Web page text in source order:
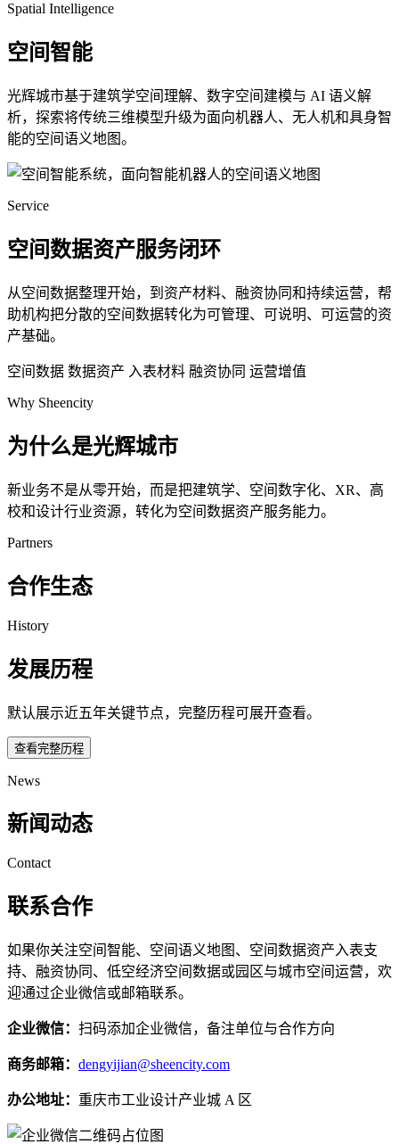
Spatial Intelligence
空间智能
光辉城市基于建筑学空间理解、数字空间建模与 AI 语义解
析，探索将传统三维模型升级为面向机器人、无人机和具身智
能的空间语义地图。
Service
空间数据资产服务闭环
从空间数据整理开始，到资产材料、融资协同和持续运营，帮
助机构把分散的空间数据转化为可管理、可说明、可运营的资
产基础。
空间数据 数据资产 入表材料 融资协同 运营增值
Why Sheencity
为什么是光辉城市
新业务不是从零开始，而是把建筑学、空间数字化、XR、高
校和设计行业资源，转化为空间数据资产服务能力。
Partners
合作生态
History
发展历程
默认展示近五年关键节点，完整历程可展开查看。
查看完整历程
News
新闻动态
Contact
联系合作
如果你关注空间智能、空间语义地图、空间数据资产入表支
持、融资协同、低空经济空间数据或园区与城市空间运营，欢
迎通过企业微信或邮箱联系。
企业微信： 扫码添加企业微信，备注单位与合作方向
商务邮箱： dengyijian@sheencity.com
办公地址： 重庆市工业设计产业城 A 区